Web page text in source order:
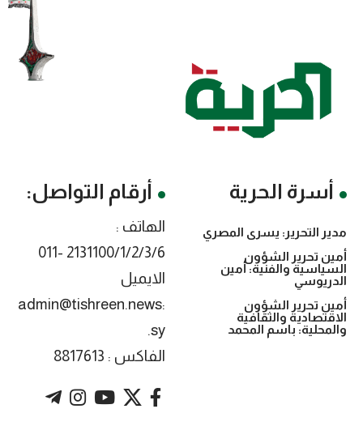
أسرة الحرية
مدير التحرير: يسرى المصري
أمين تحرير الشؤون
السياسية والفنية: أمين
الدريوسي
أمين تحرير الشؤون
الاقتصادية والثقافية
والمحلية: باسم المحمد
أرقام التواصل:
الهاتف :
2131100/1/2/3/6 -011
الايميل
:admin@tishreen.news
.sy
الفاكس : 8817613